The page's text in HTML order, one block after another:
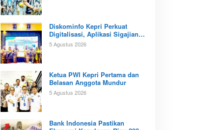
Diskominfo Kepri Perkuat
Digitalisasi, Aplikasi Sigajian
Sudah Terintegrasi TTE
5 Agustus 2026
Ketua PWI Kepri Pertama dan
Belasan Anggota Mundur
5 Agustus 2026
Bank Indonesia Pastikan